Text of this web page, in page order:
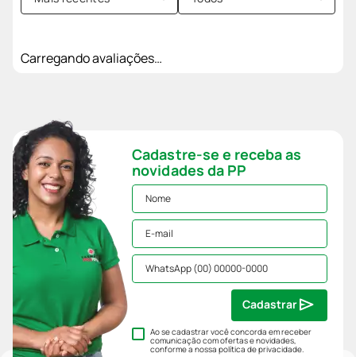
Carregando avaliações…
Cadastre-se e receba as
novidades da PP
Ao se cadastrar você concorda em receber
comunicação com ofertas e novidades,
conforme a nossapolítica de privacidade.
Cadastrar